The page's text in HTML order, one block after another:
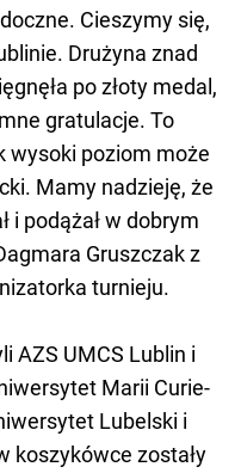
Cieszymy się,
Drużyna znad
po złoty medal,
gratulacje. To
wysoki poziom może
Mamy nadzieję, że
i podążał w dobrym
Gruszczak z
turnieju.
AZS UMCS Lublin i
Marii Curie-
Lubelski i
koszykówce zostały